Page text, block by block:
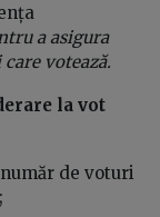
a asigura
votează.
la vot
de voturi